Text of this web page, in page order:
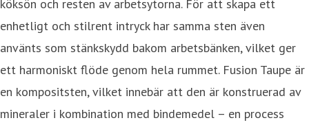
köksön och resten av arbetsytorna. För att skapa ett
enhetligt och stilrent intryck har samma sten även
använts som stänkskydd bakom arbetsbänken, vilket ger
ett harmoniskt flöde genom hela rummet. Fusion Taupe är
en kompositsten, vilket innebär att den är konstruerad av
mineraler i kombination med bindemedel – en process